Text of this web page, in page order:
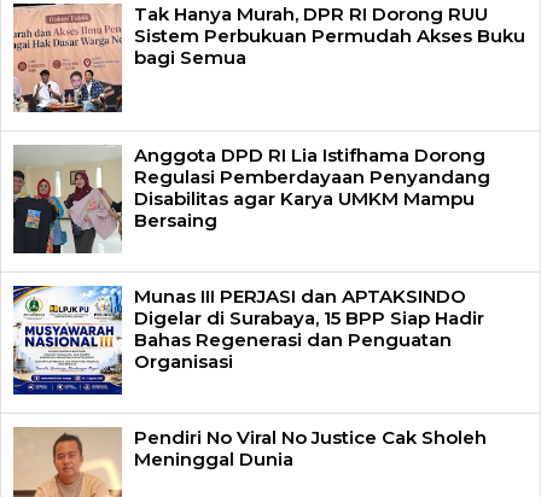
Tak Hanya Murah, DPR RI Dorong RUU
Sistem Perbukuan Permudah Akses Buku
bagi Semua
Anggota DPD RI Lia Istifhama Dorong
Regulasi Pemberdayaan Penyandang
Disabilitas agar Karya UMKM Mampu
Bersaing
Munas III PERJASI dan APTAKSINDO
Digelar di Surabaya, 15 BPP Siap Hadir
Bahas Regenerasi dan Penguatan
Organisasi
Pendiri No Viral No Justice Cak Sholeh
Meninggal Dunia